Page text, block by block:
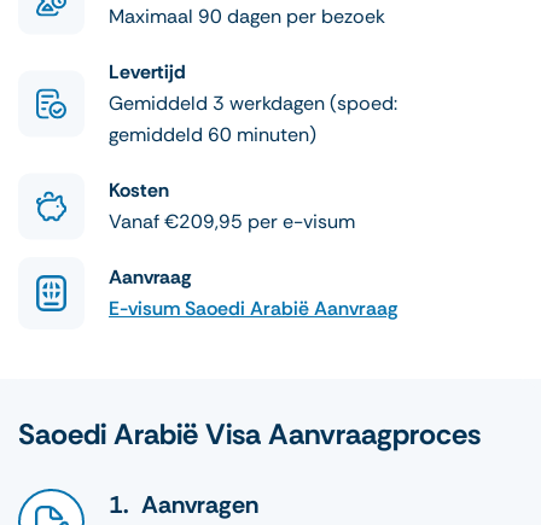
Maximaal 90 dagen per bezoek
Levertijd
Gemiddeld 3 werkdagen (spoed:
gemiddeld 60 minuten)
Kosten
Vanaf €209,95 per e-visum
Aanvraag
E-visum Saoedi Arabië Aanvraag
Saoedi Arabië Visa Aanvraagproces
Aanvragen